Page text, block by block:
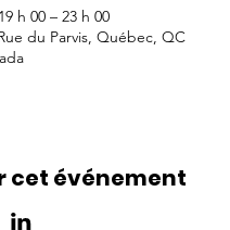
h 00 – 23 h 00
du Parvis, Québec, QC
cet événement